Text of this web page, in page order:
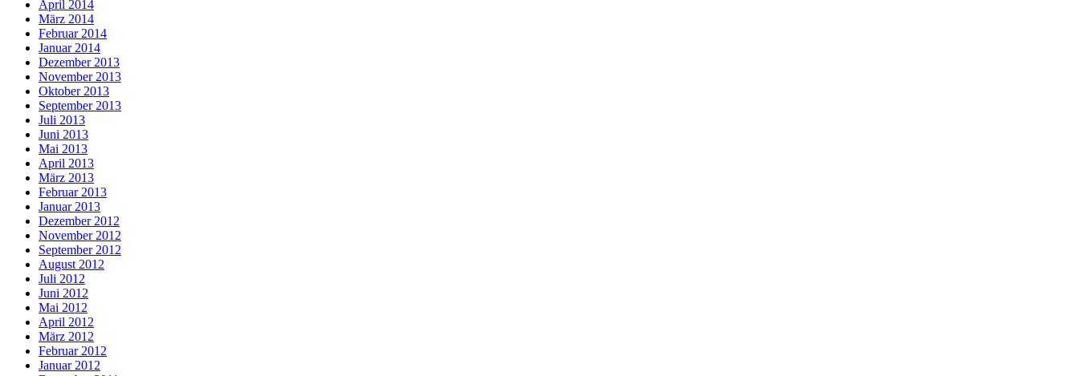
April 2014
März 2014
Februar 2014
Januar 2014
Dezember 2013
November 2013
Oktober 2013
September 2013
Juli 2013
Juni 2013
Mai 2013
April 2013
März 2013
Februar 2013
Januar 2013
Dezember 2012
November 2012
September 2012
August 2012
Juli 2012
Juni 2012
Mai 2012
April 2012
März 2012
Februar 2012
Januar 2012